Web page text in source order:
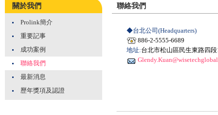
關於我們
Prolink簡介
重要記事
成功案例
聯絡我們
最新消息
歷年獎項及認證
聯絡我們
◆台北公司(Headquarters)
886-2-5555-6689
地址:台北市松山區民生東路四